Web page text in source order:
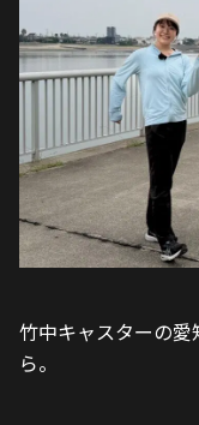
竹中キャスターの
ら。